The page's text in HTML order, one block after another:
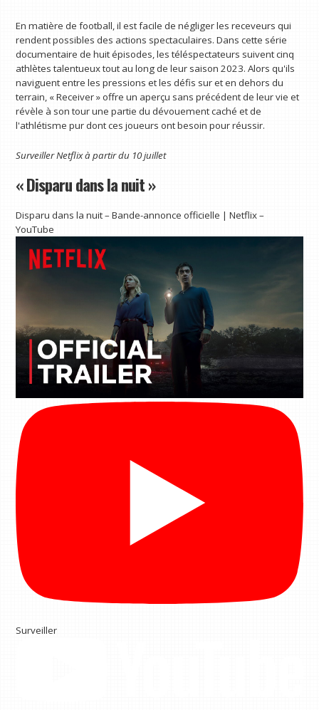
En matière de football, il est facile de négliger les receveurs qui
rendent possibles des actions spectaculaires. Dans cette série
documentaire de huit épisodes, les téléspectateurs suivent cinq
athlètes talentueux tout au long de leur saison 2023. Alors qu'ils
naviguent entre les pressions et les défis sur et en dehors du
terrain, « Receiver » offre un aperçu sans précédent de leur vie et
révèle à son tour une partie du dévouement caché et de
l'athlétisme pur dont ces joueurs ont besoin pour réussir.
SurveillerNetflixà partir du 10 juillet
« Disparu dans la nuit »
Disparu dans la nuit – Bande-annonce officielle | Netflix –
YouTube
Surveiller